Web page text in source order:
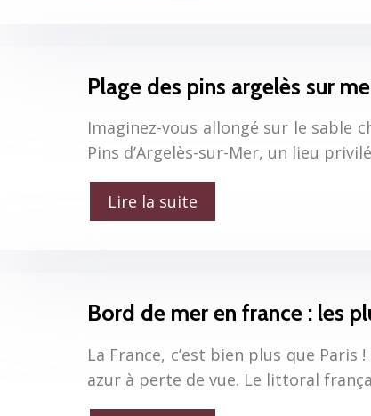
Plage des pins argelès sur
Imaginez-vous allongé sur le sable
Pins d’Argelès-sur-Mer, un lieu
Lire la suite
Bord de mer en france : les
La France, c’est bien plus que
azur à perte de vue. Le littoral